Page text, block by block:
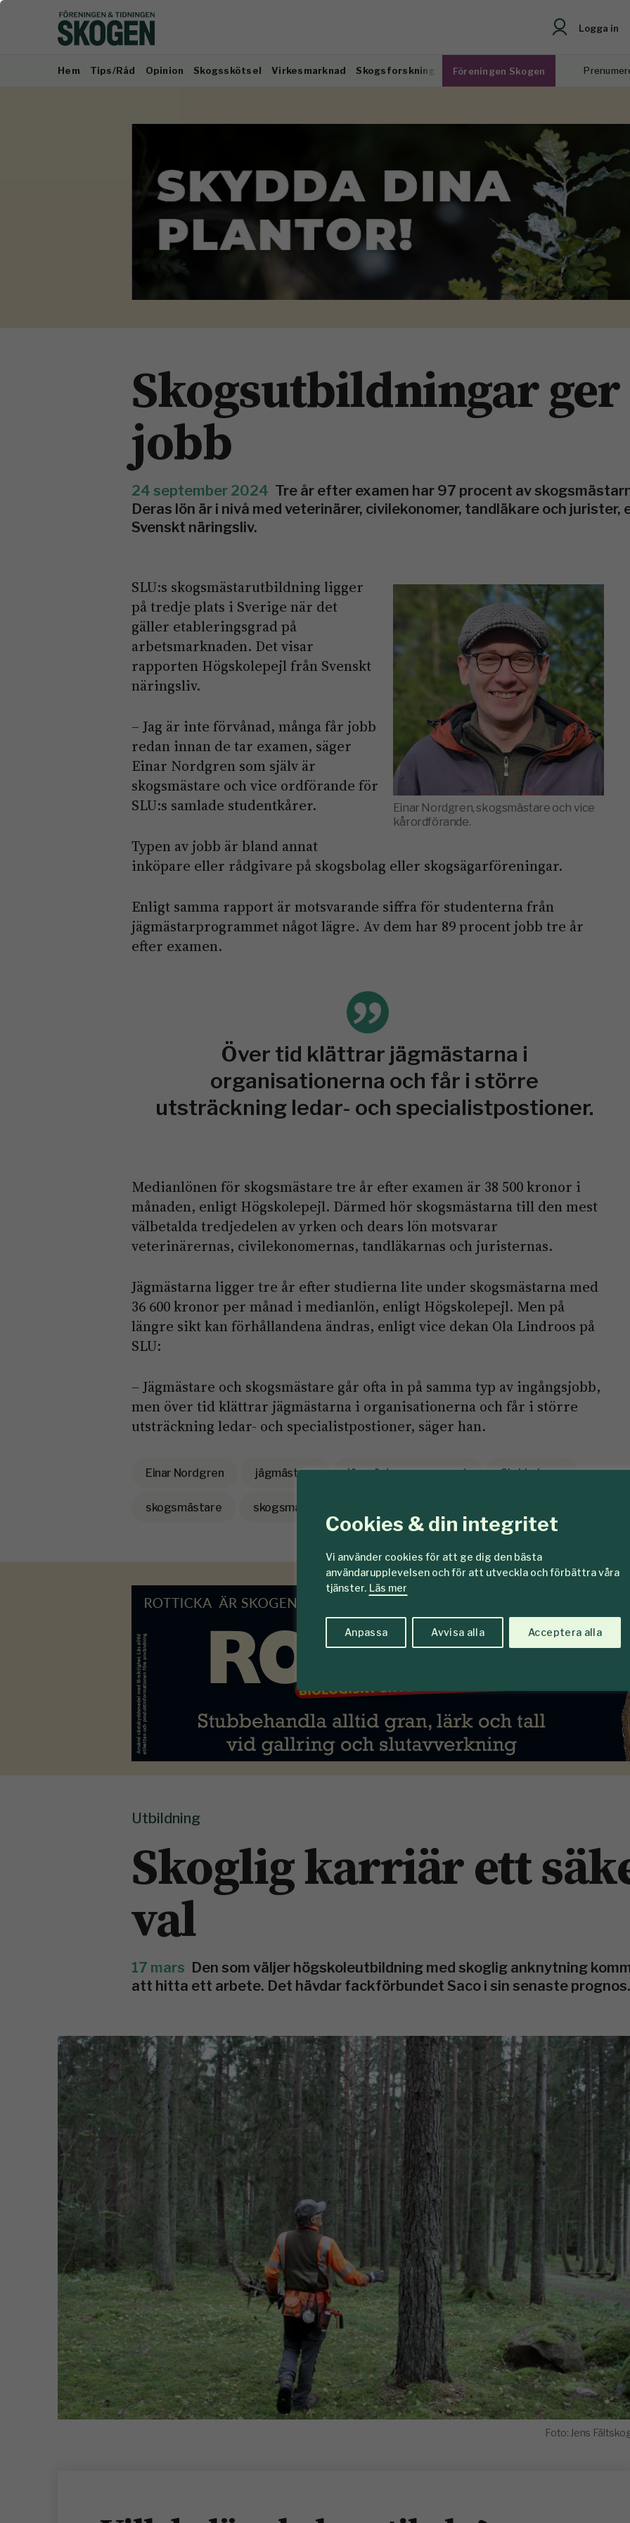
Cookies & din integritet
Vi använder cookies för att ge dig den bästa
användarupplevelsen och för att utveckla och förbättra våra
tjänster. Läs mer
Anpassa Avvisa alla Acceptera alla
Logga in
Hem Tips/Råd Opinion Skogsskötsel Virkesmarknad Skogsforskning Föreningen Skogen
Skogsutbildningar ger
jobb
24 september 2024 Tre år efter examen har 97 procent av
Deras lön är i nivå med veterinärer, civilekonomer, tandläkare och jurister,
Svenskt näringsliv.
Einar Nordgren, skogsmästare och vice
kårordförande.
SLU:s skogsmästarutbildning ligger
på tredje plats i Sverige när det
gäller etableringsgrad på
arbetsmarknaden. Det visar
rapporten Högskolepejl från Svenskt
näringsliv.
– Jag är inte förvånad, många får jobb
redan innan de tar examen, säger
Einar Nordgren som själv är
skogsmästare och vice ordförande för
SLU:s samlade studentkårer.
Typen av jobb är bland annat
inköpare eller rådgivare på skogsbolag eller skogsägarföreningar.
Enligt samma rapport är motsvarande siffra för studenterna från
jägmästarprogrammet något lägre. Av dem har 89 procent jobb tre år
efter examen.
Över tid klättrar jägmästarna i
organisationerna och får i större
utsträckning ledar- och specialistpostioner.
Medianlönen för skogsmästare tre år efter examen är 38 500 kronor i
månaden, enligt Högskolepejl. Därmed hör skogsmästarna till den mest
välbetalda tredjedelen av yrken och dears lön motsvarar
veterinärernas, civilekonomernas, tandläkarnas och juristernas.
Jägmästarna ligger tre år efter studierna lite under skogsmästarna med
36 600 kronor per månad i medianlön, enligt Högskolepejl. Men på
längre sikt kan förhållandena ändras, enligt vice dekan Ola Lindroos på
SLU:
– Jägmästare och skogsmästare går ofta in på samma typ av ingångsjobb,
men över tid klättrar jägmästarna i organisationerna och får i större
utsträckning ledar- och specialistpostioner, säger han.
Einar Nordgren jägmästare jägmästarprogrammet Ola Lindroos
skogsmästare skogsmästarprogrammet
Utbildning
Skoglig karriär ett
val
17 mars Den som väljer högskoleutbildning med skoglig anknytning
att hitta ett arbete. Det hävdar fackförbundet Saco i sin senaste prognos.
Foto: Jens